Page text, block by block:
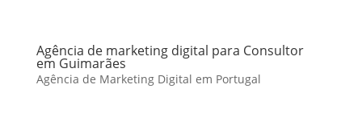
Agência de marketing digital para Consultor
em Guimarães
Agência de Marketing Digital em Portugal